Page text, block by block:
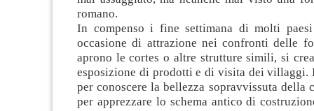
romano.
In compenso i fine settimana di molti
occasione di attrazione nei confronti delle
aprono le cortes o altre strutture simili, si
esposizione di prodotti e di visita dei villaggi.
per conoscere la bellezza sopravvissuta della
per apprezzare lo schema antico di